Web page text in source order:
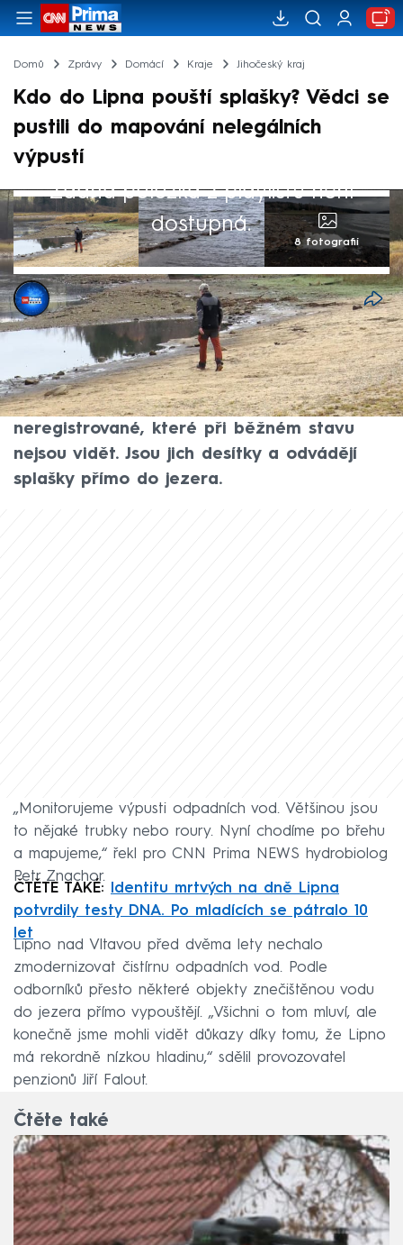
Domů Zprávy Domácí Kraje Jihočeský kraj
Kdo do Lipna pouští splašky? Vědci se
pustili do mapování nelegálních
výpustí
Žádná položka z playlistu není
dostupná.
8 fotografií
Jiří Bydžovský
11. lis 2025, 22:05
Aktuálně nízká hladina Lipenské přehrady
pomáhá vědcům najít nelegální výpusti
odpadních vod. Snaží se objevit zejména ty
neregistrované, které při běžném stavu
nejsou vidět. Jsou jich desítky a odvádějí
splašky přímo do jezera.
„Monitorujeme výpusti odpadních vod. Většinou jsou
to nějaké trubky nebo roury. Nyní chodíme po břehu
a mapujeme,“ řekl pro CNN Prima NEWS hydrobiolog
Petr Znachor.
ČTĚTE TAKÉ:
Identitu mrtvých na dně Lipna
potvrdily testy DNA. Po mladících se pátralo 10
let
Lipno nad Vltavou před dvěma lety nechalo
zmodernizovat čistírnu odpadních vod. Podle
odborníků přesto některé objekty znečištěnou vodu
do jezera přímo vypouštějí. „Všichni o tom mluví, ale
konečně jsme mohli vidět důkazy díky tomu, že Lipno
má rekordně nízkou hladinu,“ sdělil provozovatel
penzionů Jiří Falout.
Čtěte také